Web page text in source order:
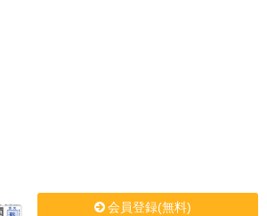
会員登録(無料)